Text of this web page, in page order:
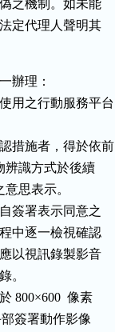
之機制。如未能
定代理人聲明其
辦理：
用之行動服務平台
措施者，得於依前
辨識方式於後續
思表示。
簽署表示同意之
中逐一檢視確認
以視訊錄製影音
。
800×600  像素
部簽署動作影像